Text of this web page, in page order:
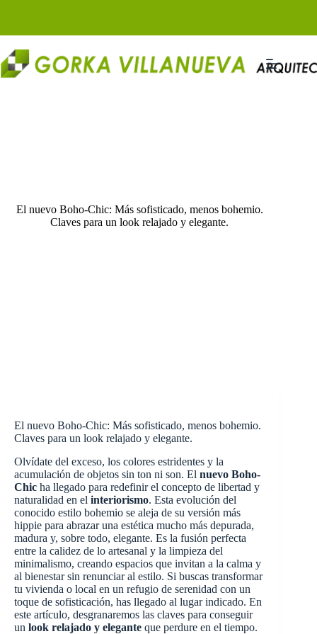
El nuevo Boho-Chic: Más sofisticado, menos bohemio.
Claves para un look relajado y elegante.
El nuevo Boho-Chic: Más sofisticado, menos bohemio.
Claves para un look relajado y elegante.
Olvídate del exceso, los colores estridentes y la
acumulación de objetos sin ton ni son. El nuevo Boho-
Chic ha llegado para redefinir el concepto de libertad y
naturalidad en el interiorismo. Esta evolución del
conocido estilo bohemio se aleja de su versión más
hippie para abrazar una estética mucho más depurada,
madura y, sobre todo, elegante. Es la fusión perfecta
entre la calidez de lo artesanal y la limpieza del
minimalismo, creando espacios que invitan a la calma y
al bienestar sin renunciar al estilo. Si buscas transformar
tu vivienda o local en un refugio de serenidad con un
toque de sofisticación, has llegado al lugar indicado. En
este artículo, desgranaremos las claves para conseguir
un look relajado y elegante que perdure en el tiempo.